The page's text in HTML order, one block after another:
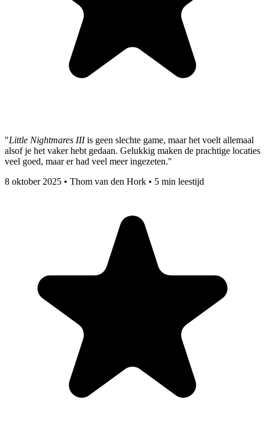
"Little Nightmares IIIis geen slechte game, maar het voelt allemaal
alsof je het vaker hebt gedaan. Gelukkig maken de prachtige locaties
veel goed, maar er had veel meer ingezeten."
8 oktober 2025 • Thom van den Hork • 5 min leestijd